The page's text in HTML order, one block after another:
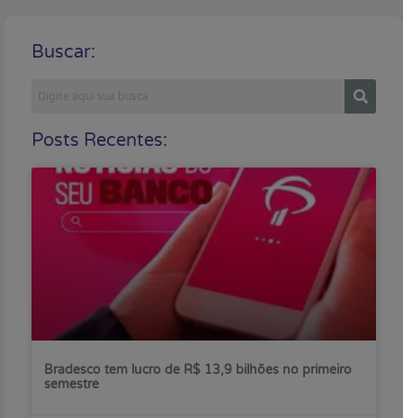
Buscar:
Posts Recentes:
Bradesco tem lucro de R$ 13,9 bilhões no primeiro
semestre